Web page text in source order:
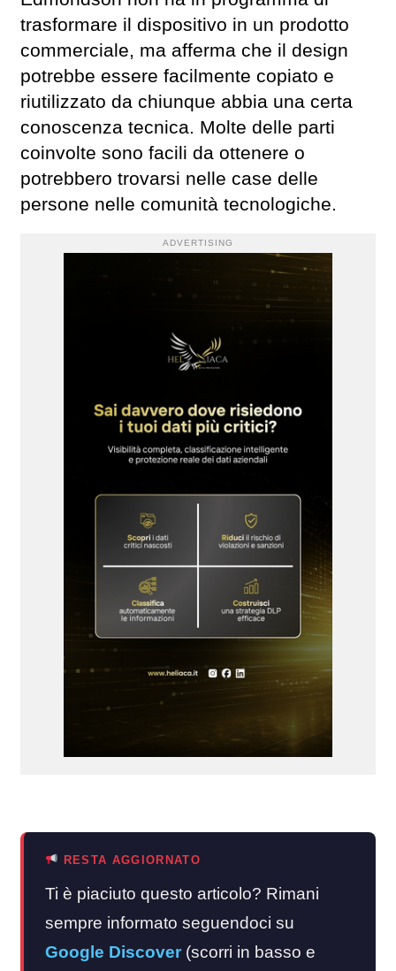
trasformare il dispositivo in un prodotto
commerciale, ma afferma che il design
potrebbe essere facilmente copiato e
riutilizzato da chiunque abbia una certa
conoscenza tecnica. Molte delle parti
coinvolte sono facili da ottenere o
potrebbero trovarsi nelle case delle
persone nelle comunità tecnologiche.
ADVERTISING
RESTA AGGIORNATO
Ti è piaciuto questo articolo? Rimani
sempre informato seguendoci su
Google Discover (scorri in basso e